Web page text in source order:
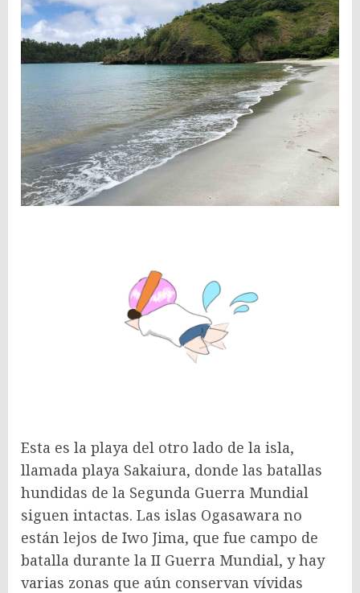
Esta es la playa del otro lado de la isla,
llamada playa Sakaiura, donde las batallas
hundidas de la Segunda Guerra Mundial
siguen intactas. Las islas Ogasawara no
están lejos de Iwo Jima, que fue campo de
batalla durante la II Guerra Mundial, y hay
varias zonas que aún conservan vívidas